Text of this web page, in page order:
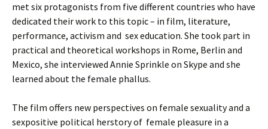
met six protagonists from five different countries who have
dedicated their work to this topic – in film, literature,
performance, activism and sex education. She took part in
practical and theoretical workshops in Rome, Berlin and
Mexico, she interviewed Annie Sprinkle on Skype and she
learned about the female phallus.
The film offers new perspectives on female sexuality and a
sexpositive political herstory of female pleasure in a